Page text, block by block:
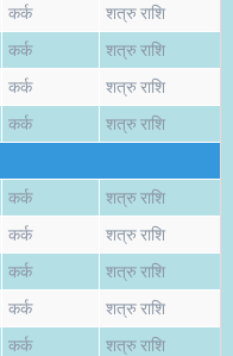
कर्क शत्रु राशि
कर्क शत्रु राशि
कर्क शत्रु राशि
कर्क शत्रु राशि
कर्क शत्रु राशि
कर्क शत्रु राशि
कर्क शत्रु राशि
कर्क शत्रु राशि
कर्क शत्रु राशि